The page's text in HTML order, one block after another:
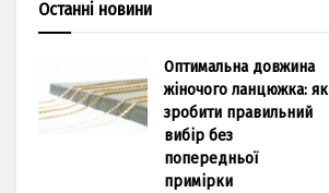
Останні новини
Оптимальна довжина
жіночого ланцюжка: як
зробити правильний
вибір без
попередньої
примірки